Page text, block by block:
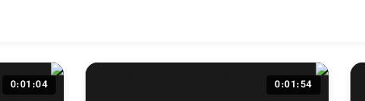
0:01:54
0:01:04